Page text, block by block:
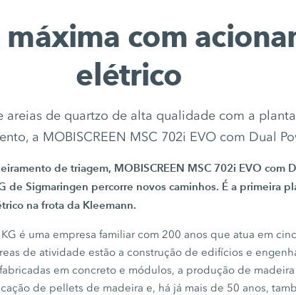
máxima com
elétrico
areias de quartzo de alta qualidade com a
a MOBISCREEN MSC 702i EVO com Dual
de triagem, MOBISCREEN MSC 702i EVO com
de Sigmaringen percorre novos caminhos. É a primeira
na frota da Kleemann.
é uma empresa familiar com 200 anos que atua em
de atividade estão a construção de edifícios e
em concreto e módulos, a produção de
de pellets de madeira e, há já mais de 50 anos,